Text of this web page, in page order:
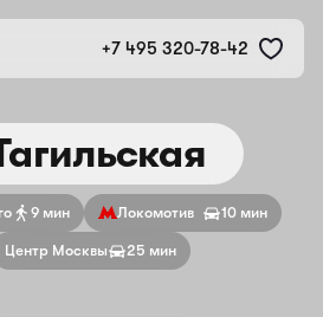
+7 495 320-78-42
9 мин Локомотив 10 мин
Центр Москвы 25 мин